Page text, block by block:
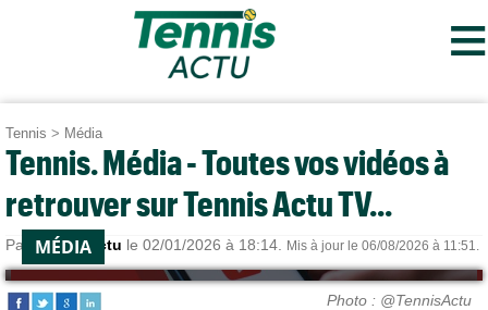
≡
Tennis > Média
Tennis. Média - Toutes vos vidéos à
retrouver sur Tennis Actu TV...
Par Tennis Actu le 02/01/2026 à 18:14. Mis à jour le 06/08/2026 à 11:51.
MÉDIA
Photo : @TennisActu